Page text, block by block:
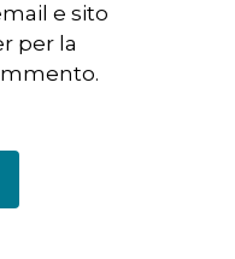
e sito
per la